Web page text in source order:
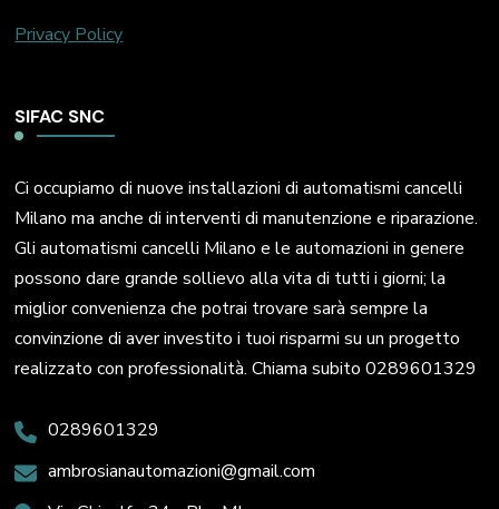
Privacy Policy
SIFAC SNC
Ci occupiamo di nuove installazioni di automatismi cancelli
Milano ma anche di interventi di manutenzione e riparazione.
Gli automatismi cancelli Milano e le automazioni in genere
possono dare grande sollievo alla vita di tutti i giorni; la
miglior convenienza che potrai trovare sarà sempre la
convinzione di aver investito i tuoi risparmi su un progetto
realizzato con professionalità. Chiama subito 0289601329
0289601329
ambrosianautomazioni@gmail.com